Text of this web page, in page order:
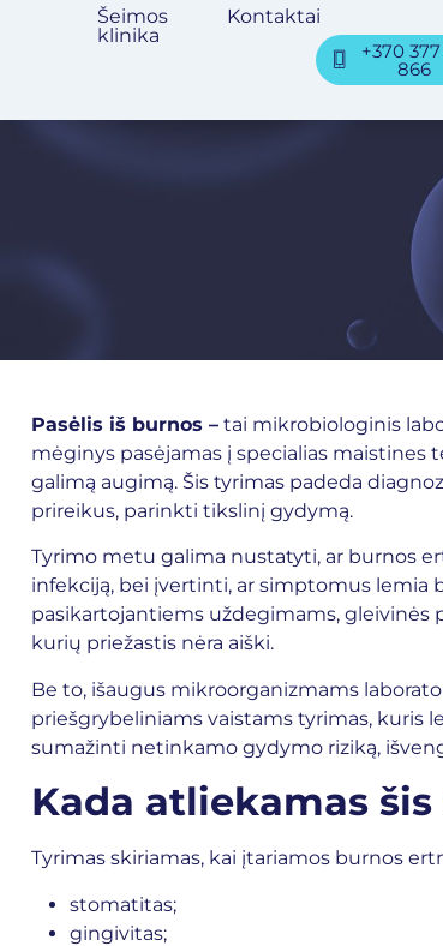
Šeimos
klinika
Kontaktai
+370
866
Pasėlis iš burnos – tai mikrobiologinis
mėginys pasėjamas į specialias
galimą augimą. Šis tyrimas padeda
prireikus, parinkti tikslinį gydymą.
Tyrimo metu galima nustatyti, ar burnos
infekciją, bei įvertinti, ar simptomus lemia
pasikartojantiems uždegimams,
kurių priežastis nėra aiški.
Be to, išaugus mikroorganizmams
priešgrybeliniams vaistams tyrimas, kuris
sumažinti netinkamo gydymo riziką,
Kada atliekamas
Tyrimas skiriamas, kai įtariamos burnos
stomatitas;
gingivitas;